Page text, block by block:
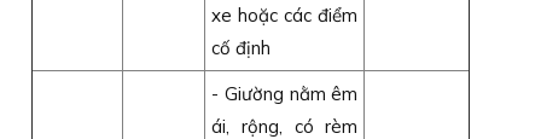
xe hoặc các điểm
cố định
- Giường nằm êm
ái, rộng, có rèm